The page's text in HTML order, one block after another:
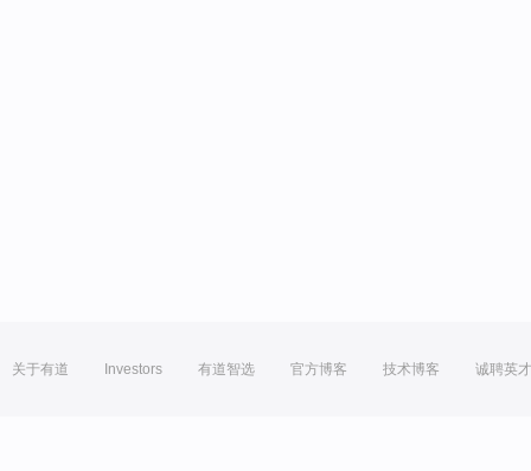
关于有道 Investors 有道智选 官方博客 技术博客 诚聘英才